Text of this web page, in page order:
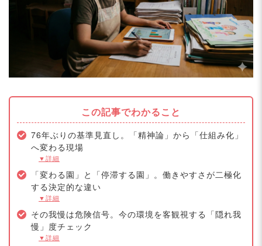
この記事でわかること
76年ぶりの基準見直し。「精神論」から「仕組み化」
へ変わる現場
▼詳細
「変わる園」と「停滞する園」。働きやすさが二極化
する決定的な違い
▼詳細
その我慢は危険信号。今の環境を客観視する「隠れ我
慢」度チェック
▼詳細